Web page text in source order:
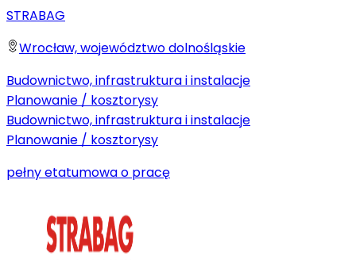
STRABAG
Wrocław, województwo dolnośląskie
Budownictwo, infrastruktura i instalacje
Planowanie / kosztorysy
Budownictwo, infrastruktura i instalacje
Planowanie / kosztorysy
pełny etatumowa o pracę